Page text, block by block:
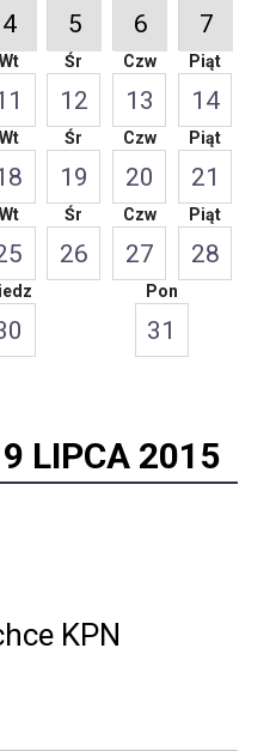
4 5 6 7
Wt Śr
12
Czw
13
Piąt
14
Wt Śr
19
Czw
20
Piąt
21
Wt Śr
26
Czw
27
Piąt
28
Pon
31
LIPCA 2015
KPN